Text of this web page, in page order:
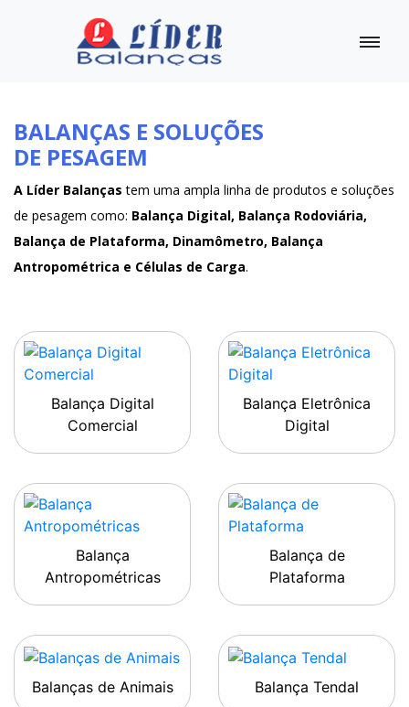
BALANÇAS E SOLUÇÕES
DE PESAGEM
A Líder Balanças tem uma ampla linha de produtos e soluções
de pesagem como: Balança Digital, Balança Rodoviária,
Balança de Plataforma, Dinamômetro, Balança
Antropométrica e Células de Carga.
Balança Digital
Comercial
Balança Eletrônica
Digital
Balança
Antropométricas
Balança de
Plataforma
Balanças de Animais Balança Tendal